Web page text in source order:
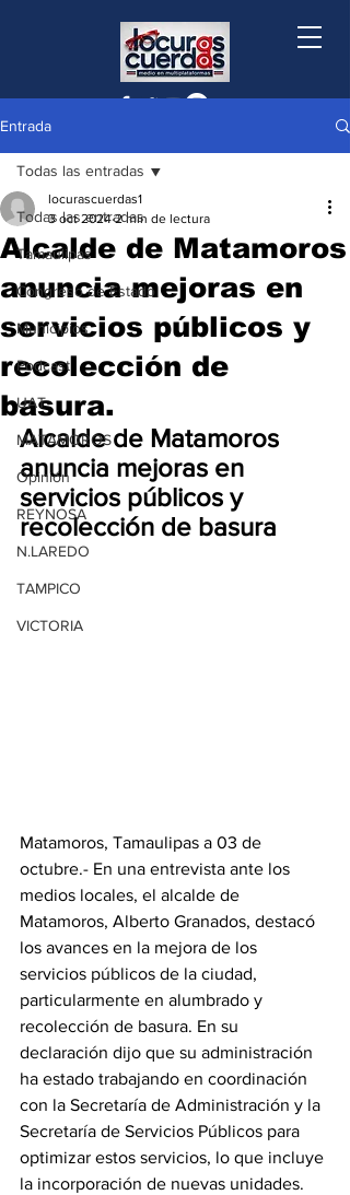
Entrada
Todas las entradas
Tamaulipas
Congreso de Estado
Municipios
Podcast
UAT
MATAMOROS
Opinión
REYNOSA
N.LAREDO
TAMPICO
VICTORIA
Todas las entradas
Alcalde de Matamoros
anuncia mejoras en
servicios públicos y
recolección de
basura.
locurascuerdas1
3 oct 2024 2 min de lectura
Alcalde de Matamoros
anuncia mejoras en
servicios públicos y
recolección de basura
Matamoros, Tamaulipas a 03 de
octubre.- En una entrevista ante los
medios locales, el alcalde de
Matamoros, Alberto Granados, destacó
los avances en la mejora de los
servicios públicos de la ciudad,
particularmente en alumbrado y
recolección de basura. En su
declaración dijo que su administración
ha estado trabajando en coordinación
con la Secretaría de Administración y la
Secretaría de Servicios Públicos para
optimizar estos servicios, lo que incluye
la incorporación de nuevas unidades.